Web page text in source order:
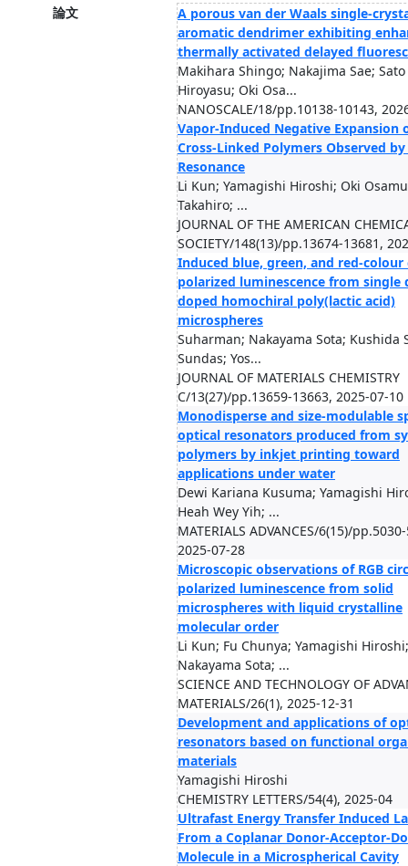
論文
A porous van der Waals single-
aromatic dendrimer exhibiting
thermally activated delayed
Makihara Shingo; Nakajima Sae; Sato
Hiroyasu; Oki Osa...
NANOSCALE/18/pp.10138-10143,
Vapor-Induced Negative Expansion
Cross-Linked Polymers Observed
Resonance
Li Kun; Yamagishi Hiroshi; Oki
Takahiro; ...
JOURNAL OF THE AMERICAN
SOCIETY/148(13)/pp.13674-13681,
Induced blue, green, and red-
polarized luminescence from single
doped homochiral poly(lactic acid)
microspheres
Suharman; Nakayama Sota; Kushida
Sundas; Yos...
JOURNAL OF MATERIALS CHEMISTRY
C/13(27)/pp.13659-13663, 2025-07-10
Monodisperse and size-modulable
optical resonators produced from
polymers by inkjet printing toward
applications under water
Dewi Kariana Kusuma; Yamagishi
Heah Wey Yih; ...
MATERIALS ADVANCES/6(15)/
2025-07-28
Microscopic observations of RGB
polarized luminescence from solid
microspheres with liquid crystalline
molecular order
Li Kun; Fu Chunya; Yamagishi Hiroshi;
Nakayama Sota; ...
SCIENCE AND TECHNOLOGY OF
MATERIALS/26(1), 2025-12-31
Development and applications of
resonators based on functional
materials
Yamagishi Hiroshi
CHEMISTRY LETTERS/54(4), 2025-04
Ultrafast Energy Transfer Induced
From a Coplanar Donor-Acceptor-
Molecule in a Microspherical Cavity